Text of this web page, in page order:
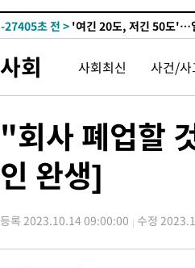
-27405초 전 >'여긴 20도, 저긴 50도'…
차'
-26876초 전 > 콜롬비아 신임 우파 대통
-20470초 전 >
-17678초 전 > 이군이 불법 군시설 건설
부상
-14796초 전 >[속보]美중부 사령관, 이
-12860초 전 > 美 국방부, 켄달 전 공군
보, 언론 누출”
-12829초 전 >
‘축구의 신’ 아르헨티나
-12804초 전 >“美 이란전 무기 소진…북
-27425초 전 > '여긴 20도, 저긴 50도'…
-26896초 전 >
콜롬비아 신임 우파 대통
사회 사회최신 사건/사
"회사 폐업할
인 완생]
등록 2023.10.14 09:00:00 수정